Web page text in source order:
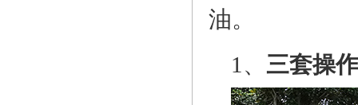
油。
1、 三套操